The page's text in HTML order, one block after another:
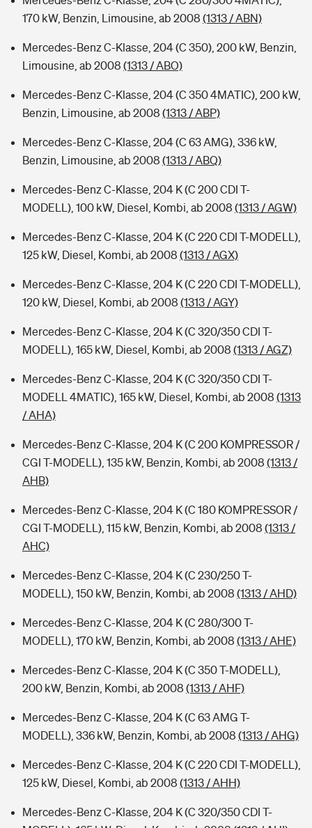
170 kW, Benzin, Limousine, ab 2008 (1313 / ABN)
Mercedes-Benz C-Klasse, 204 (C 350), 200 kW, Benzin,
Limousine, ab 2008 (1313 / ABO)
Mercedes-Benz C-Klasse, 204 (C 350 4MATIC), 200 kW,
Benzin, Limousine, ab 2008 (1313 / ABP)
Mercedes-Benz C-Klasse, 204 (C 63 AMG), 336 kW,
Benzin, Limousine, ab 2008 (1313 / ABQ)
Mercedes-Benz C-Klasse, 204 K (C 200 CDI T-
MODELL), 100 kW, Diesel, Kombi, ab 2008 (1313 / AGW)
Mercedes-Benz C-Klasse, 204 K (C 220 CDI T-MODELL),
125 kW, Diesel, Kombi, ab 2008 (1313 / AGX)
Mercedes-Benz C-Klasse, 204 K (C 220 CDI T-MODELL),
120 kW, Diesel, Kombi, ab 2008 (1313 / AGY)
Mercedes-Benz C-Klasse, 204 K (C 320/350 CDI T-
MODELL), 165 kW, Diesel, Kombi, ab 2008 (1313 / AGZ)
Mercedes-Benz C-Klasse, 204 K (C 320/350 CDI T-
MODELL 4MATIC), 165 kW, Diesel, Kombi, ab 2008 (1313
/ AHA)
Mercedes-Benz C-Klasse, 204 K (C 200 KOMPRESSOR /
CGI T-MODELL), 135 kW, Benzin, Kombi, ab 2008 (1313 /
AHB)
Mercedes-Benz C-Klasse, 204 K (C 180 KOMPRESSOR /
CGI T-MODELL), 115 kW, Benzin, Kombi, ab 2008 (1313 /
AHC)
Mercedes-Benz C-Klasse, 204 K (C 230/250 T-
MODELL), 150 kW, Benzin, Kombi, ab 2008 (1313 / AHD)
Mercedes-Benz C-Klasse, 204 K (C 280/300 T-
MODELL), 170 kW, Benzin, Kombi, ab 2008 (1313 / AHE)
Mercedes-Benz C-Klasse, 204 K (C 350 T-MODELL),
200 kW, Benzin, Kombi, ab 2008 (1313 / AHF)
Mercedes-Benz C-Klasse, 204 K (C 63 AMG T-
MODELL), 336 kW, Benzin, Kombi, ab 2008 (1313 / AHG)
Mercedes-Benz C-Klasse, 204 K (C 220 CDI T-MODELL),
125 kW, Diesel, Kombi, ab 2008 (1313 / AHH)
Mercedes-Benz C-Klasse, 204 K (C 320/350 CDI T-